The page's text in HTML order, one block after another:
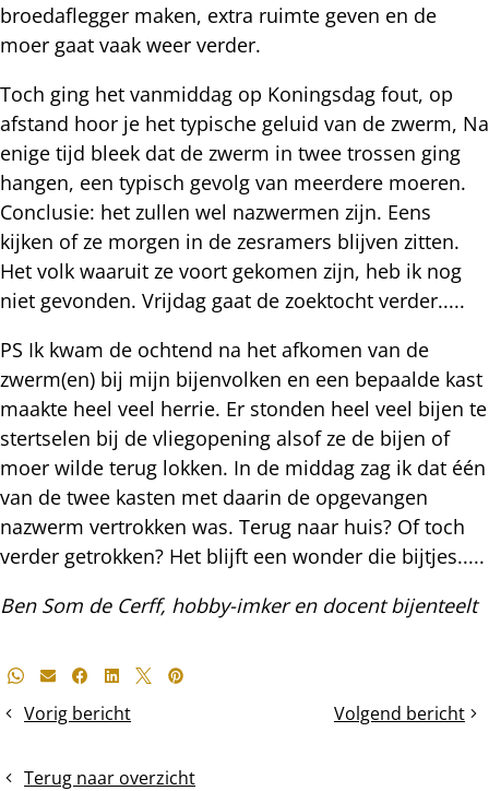
broedaflegger maken, extra ruimte geven en de
moer gaat vaak weer verder.
Toch ging het vanmiddag op Koningsdag fout, op
afstand hoor je het typische geluid van de zwerm, Na
enige tijd bleek dat de zwerm in twee trossen ging
hangen, een typisch gevolg van meerdere moeren.
Conclusie: het zullen wel nazwermen zijn. Eens
kijken of ze morgen in de zesramers blijven zitten.
Het volk waaruit ze voort gekomen zijn, heb ik nog
niet gevonden. Vrijdag gaat de zoektocht verder.....
PS Ik kwam de ochtend na het afkomen van de
zwerm(en) bij mijn bijenvolken en een bepaalde kast
maakte heel veel herrie. Er stonden heel veel bijen te
stertselen bij de vliegopening alsof ze de bijen of
moer wilde terug lokken. In de middag zag ik dat één
van de twee kasten met daarin de opgevangen
nazwerm vertrokken was. Terug naar huis? Of toch
verder getrokken? Het blijft een wonder die bijtjes.....
Ben Som de Cerff, hobby-imker en docent bijenteelt
Deel
bericht
Whatsapp
E-mailFacebook
LinkedIn
X Pinterest
Vorig bericht
Worden
altijd
Volgend bericht
Zwermcellen
Terug naar overzicht